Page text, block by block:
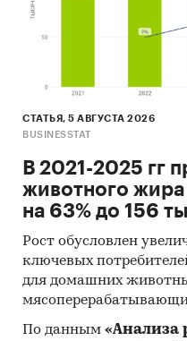
• «P2Pet»;
• «Хочу собаку»;
• «Найди друга»;
• «Четыре лапы».
Полноценными
компании «P2pet» и
именно они имеют
модель с
оффлайновых
развивают свой
2. Косвенными
СТАТЬЯ, 5 АВГУСТА 2026
BUSINESSTAT
В 2021-2025 гг
животного
на 63% до 156
Рост обусловлен
ключевых
для домашних
По данным «Анализа